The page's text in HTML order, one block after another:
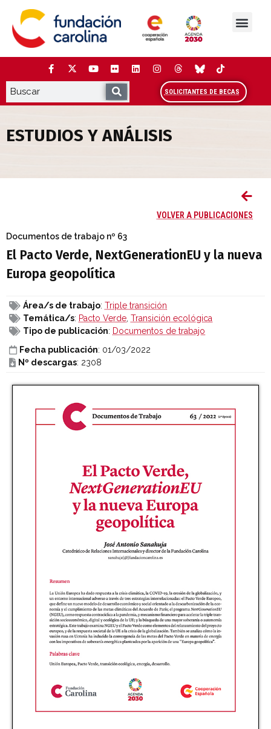
contenido
SOLICITANTES DE BECAS
ESTUDIOS Y ANÁLISIS
VOLVER A PUBLICACIONES
Documentos de trabajo nº 63
El Pacto Verde, NextGenerationEU y la nueva
Europa geopolítica
Área/s de trabajo: Triple transición
Temática/s: Pacto Verde, Transición ecológica
Tipo de publicación: Documentos de trabajo
Fecha publicación: 01/03/2022
Nº descargas: 2308